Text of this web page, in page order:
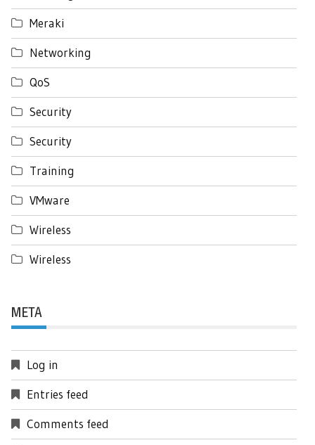
Meraki
Networking
QoS
Security
Security
Training
VMware
Wireless
Wireless
META
Log in
Entries feed
Comments feed